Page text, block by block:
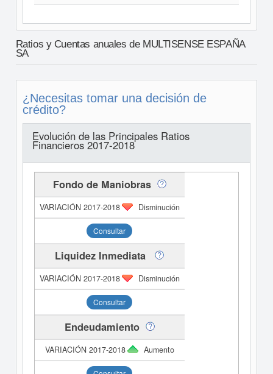
Ratios y Cuentas anuales de MULTISENSE ESPAÑA
SA
¿Necesitas tomar una decisión de
crédito?
Evolución de las Principales Ratios
Financieros 2017-2018
Fondo de Maniobras
Disminución
Consultar
Liquidez Inmediata
Disminución
Consultar
Endeudamiento
Aumento